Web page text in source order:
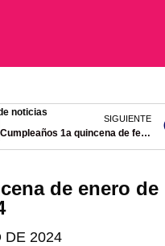
noticias
SIGUIENTE
Cumpleaños 1a quincena de febrero 2024
de enero de
DE 2024